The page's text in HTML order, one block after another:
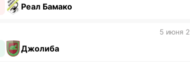
Реал Бамако
5 июня
Джолиба